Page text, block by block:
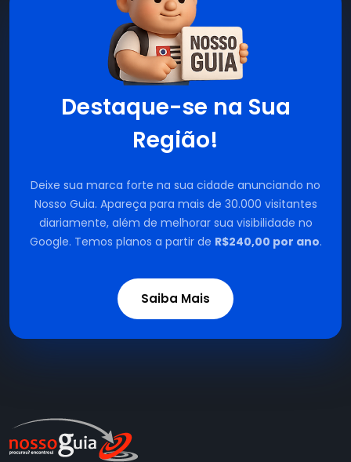
Destaque-se na Sua
Região!
Deixe sua marca forte na sua cidade anunciando no
Nosso Guia. Apareça para mais de 30.000 visitantes
diariamente, além de melhorar sua visibilidade no
Google. Temos planos a partir de R$240,00 por ano.
Saiba Mais